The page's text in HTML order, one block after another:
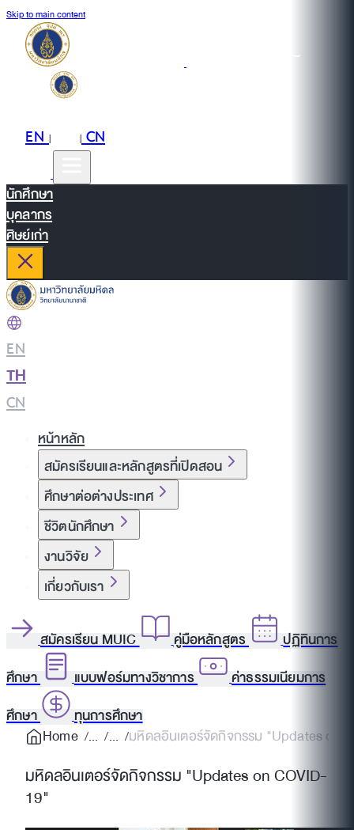
Skip to main content
EN| |CN
นักศึกษา
บุคลากร
ศิษย์เก่า
EN
TH
CN
หน้าหลัก
สมัครเรียนและหลักสูตรที่เปิดสอน
ศึกษาต่อต่างประเทศ
ชีวิตนักศึกษา
งานวิจัย
เกี่ยวกับเรา
สมัครเรียน MUIC คู่มือหลักสูตร
ปฏิทินการ
ศึกษา
แบบฟอร์มทางวิชาการ
ค่าธรรมเนียมการ
ศึกษา
ทุนการศึกษา
Home
มหิดลอินเตอร์จัดกิจกรรม "Updates on
มหิดลอินเตอร์จัดกิจกรรม "Updates on COVID-
19"